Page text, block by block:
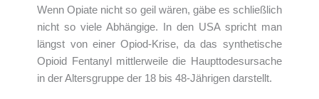
Wenn Opiate nicht so geil wären, gäbe es schließlich
nicht so viele Abhängige. In den USA spricht man
längst von einer Opiod-Krise, da das synthetische
Opioid Fentanyl mittlerweile die Haupttodesursache
in der Altersgruppe der 18 bis 48-Jährigen darstellt.